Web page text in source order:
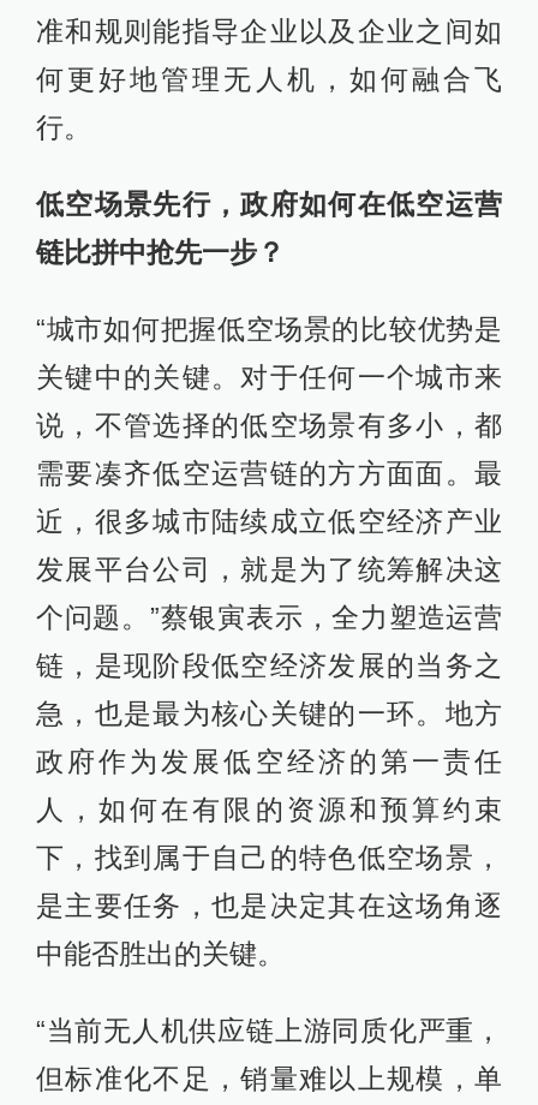
准和规则能指导企业以及企业之间如
何更好地管理无人机，如何融合飞
行。
低空场景先行，政府如何在低空运营
链比拼中抢先一步？
“城市如何把握低空场景的比较优势是
关键中的关键。对于任何一个城市来
说，不管选择的低空场景有多小，都
需要凑齐低空运营链的方方面面。最
近，很多城市陆续成立低空经济产业
发展平台公司，就是为了统筹解决这
个问题。”蔡银寅表示，全力塑造运营
链，是现阶段低空经济发展的当务之
急，也是最为核心关键的一环。地方
政府作为发展低空经济的第一责任
人，如何在有限的资源和预算约束
下，找到属于自己的特色低空场景，
是主要任务，也是决定其在这场角逐
中能否胜出的关键。
“当前无人机供应链上游同质化严重，
但标准化不足，销量难以上规模，单